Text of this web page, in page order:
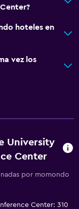
hoteles en
vez los
University
Center
por momondo
Center: 310